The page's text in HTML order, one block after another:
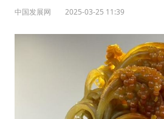
中国发展网 2025-03-25 11:39